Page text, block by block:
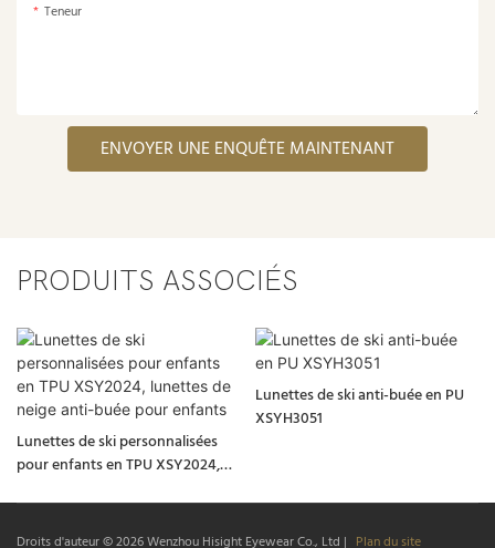
Teneur
ENVOYER UNE ENQUÊTE MAINTENANT
PRODUITS ASSOCIÉS
Lunettes de ski personnalisées
pour enfants en TPU XSY2024,
Lunettes de ski anti-buée en PU
XSYH3051
Droits d'auteur © 2026Wenzhou Hisight Eyewear Co., Ltd | Plan du site